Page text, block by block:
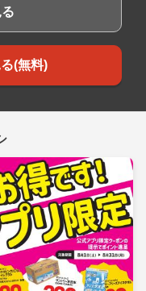
(無料)